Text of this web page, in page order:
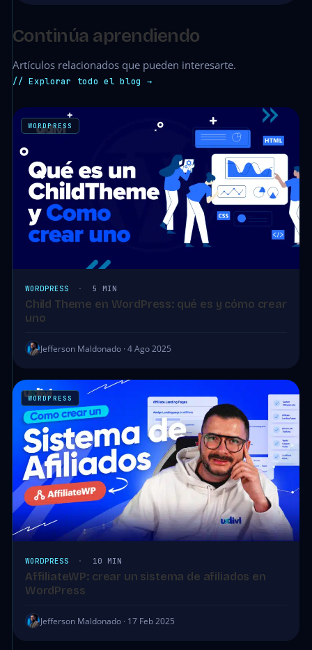
Continúa aprendiendo
Artículos relacionados que pueden interesarte.
// Explorar todo el blog →
WORDPRESS
WORDPRESS · 5 MIN
Child Theme en WordPress: qué es y cómo crear
uno
Jefferson Maldonado · 4 Ago 2025
WORDPRESS
WORDPRESS · 10 MIN
AffiliateWP: crear un sistema de afiliados en
WordPress
Jefferson Maldonado · 17 Feb 2025